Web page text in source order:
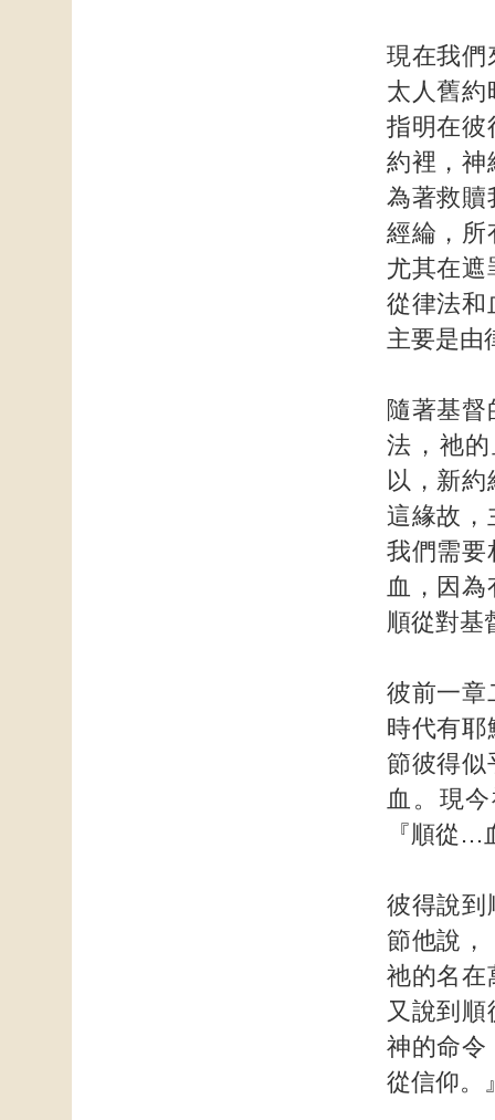
現在我們
太人舊約
指明在彼
約裡，神
為著救贖
經綸，所
尤其在遮
從律法和
主要是由
隨著基
法，祂
以，新
這緣故，
我們需要
血，因
順從對基
彼前一章
時代有耶
節彼得似
血。現
『順從…
彼得說到
節他說，
祂的名在
又說到
神的命令
從信仰。